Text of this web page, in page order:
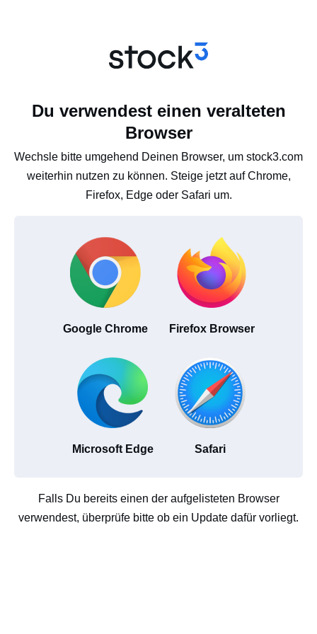
Du verwendest einen veralteten
Browser
Wechsle bitte umgehend Deinen Browser, um stock3.com
weiterhin nutzen zu können. Steige jetzt auf Chrome,
Firefox, Edge oder Safari um.
Google Chrome Firefox Browser
Microsoft Edge Safari
Falls Du bereits einen der aufgelisteten Browser
verwendest, überprüfe bitte ob ein Update dafür vorliegt.